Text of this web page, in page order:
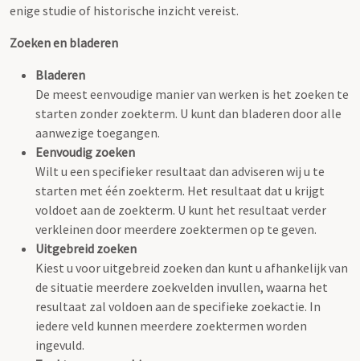
enige studie of historische inzicht vereist.
Zoeken en bladeren
Bladeren
De meest eenvoudige manier van werken is het zoeken te
starten zonder zoekterm. U kunt dan bladeren door alle
aanwezige toegangen.
Eenvoudig zoeken
Wilt u een specifieker resultaat dan adviseren wij u te
starten met één zoekterm. Het resultaat dat u krijgt
voldoet aan de zoekterm. U kunt het resultaat verder
verkleinen door meerdere zoektermen op te geven.
Uitgebreid zoeken
Kiest u voor uitgebreid zoeken dan kunt u afhankelijk van
de situatie meerdere zoekvelden invullen, waarna het
resultaat zal voldoen aan de specifieke zoekactie. In
iedere veld kunnen meerdere zoektermen worden
ingevuld.